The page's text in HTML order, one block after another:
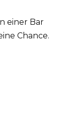
einer Bar
Chance.